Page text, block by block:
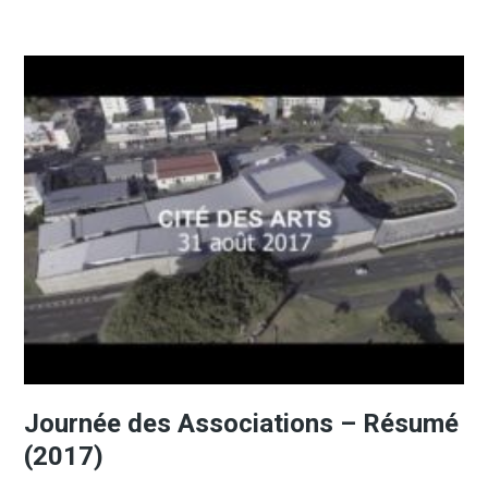
Journée des Associations – Résumé
(2017)